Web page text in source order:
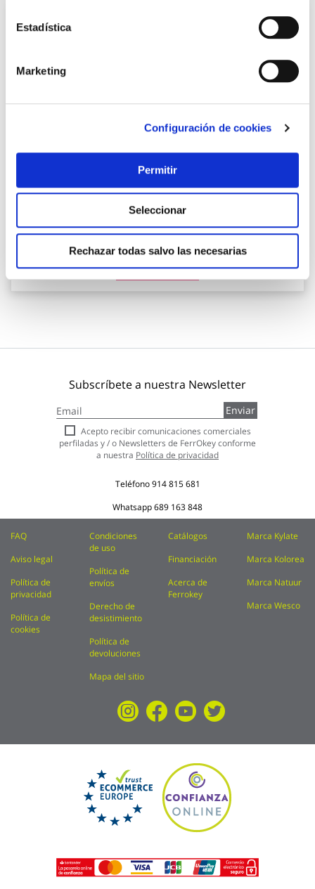
Estadística
Marketing
Configuración de cookies
Permitir
Seleccionar
Rechazar todas salvo las necesarias
13,47 €
Añadir al carrito
Subscríbete a nuestra Newsletter
a
nuestro
boletín
de
Enviar
Acepto recibir comunicaciones comerciales
perfiladas y / o Newsletters de FerrOkey conforme
a nuestra Política de privacidad
Teléfono914 815 681
Whatsapp689 163 848
FAQ
Aviso legal
Política de
privacidad
Política de
cookies
Condiciones
de uso
Política de
envíos
Derecho de
desistimiento
Política de
devoluciones
Mapa del sitio
Catálogos
Financiación
Acerca de
Ferrokey
Marca Kylate
Marca Kolorea
Marca Natuur
Marca Wesco